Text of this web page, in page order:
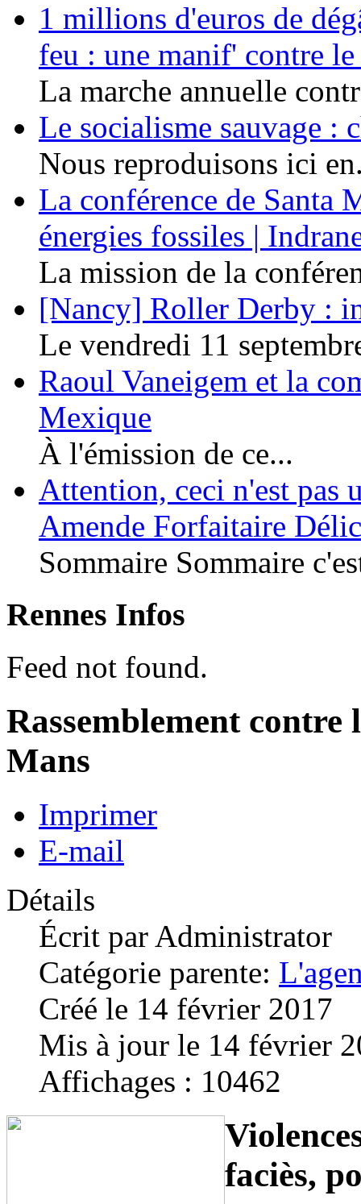
1 millions d'euros de
feu : une manif' contre
La marche annuelle
Le socialisme sauvage :
Nous reproduisons ici
La conférence de Santa
énergies fossiles |
La mission de la
[Nancy] Roller Derby :
Le vendredi 11
Raoul Vaneigem et la
Mexique
À l'émission de ce...
Attention, ceci n'est pas
Amende Forfaitaire
Sommaire Sommaire
Rennes Infos
Feed not found.
Rassemblement contre
Mans
Imprimer
E-mail
Détails
Écrit par Administrator
Catégorie parente:
Créé le 14 février 2017
Mis à jour le 14 février
Affichages : 10462
faciès,